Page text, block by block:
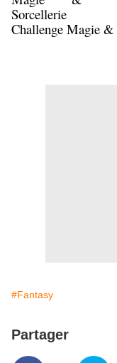
Challenge Magie
#Fantasy
Partager